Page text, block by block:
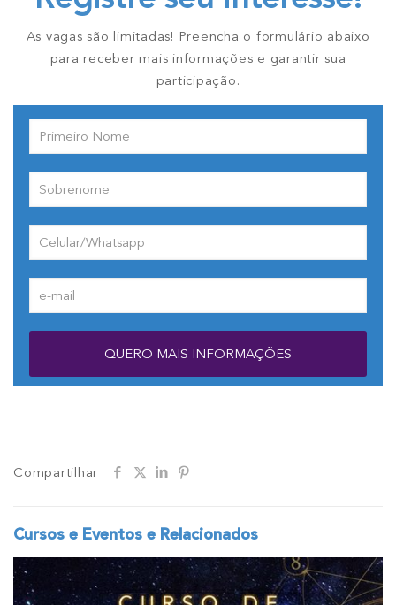
As vagas são limitadas! Preencha o formulário abaixo
para receber mais informações e garantir sua
participação.
Compartilhar
Cursos e Eventos e Relacionados